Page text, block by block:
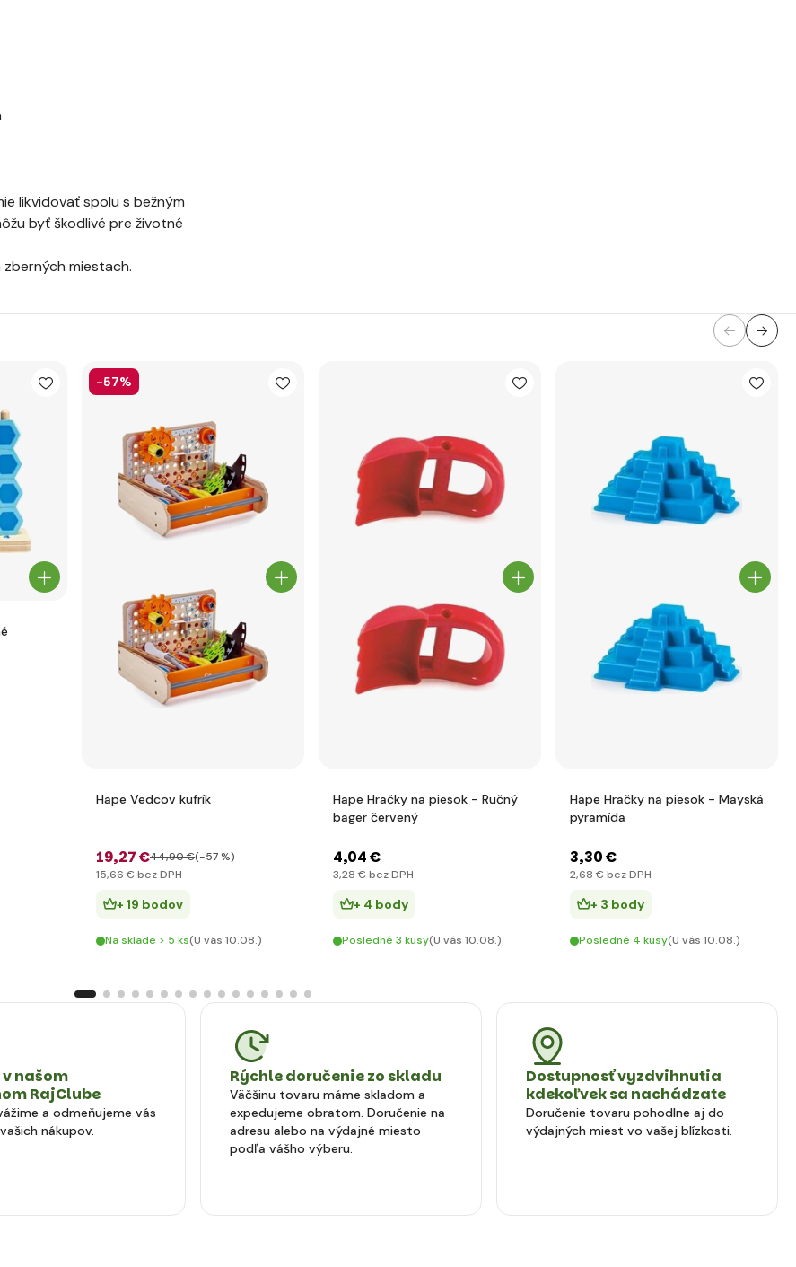
likvidovať spolu s bežným
byť škodlivé pre životné
miestach.
-57%
Hape Vedcov kufrík
19,27 €44,90 €(-57 %)
15,66 € bez DPH
+ 19 bodov
Na sklade > 5 ks(U vás 10.08.)
Hape Hračky na piesok - Ručný
bager červený
4,04 €
3,28 € bez DPH
+ 4 body
Posledné 3 kusy(U vás 10.08.)
Hape Hračky na piesok - Mayská
pyramída
3,30 €
2,68 € bez DPH
+ 3 body
Posledné 4 kusy(U vás 10.08.)
našom
RajClube
a odmeňujeme vás
nákupov.
Rýchle doručenie zo skladu
Väčšinu tovaru máme skladom a
expedujeme obratom. Doručenie na
adresu alebo na výdajné miesto
podľa vášho výberu.
Dostupnosť vyzdvihnutia
kdekoľvek sa nachádzate
Doručenie tovaru pohodlne aj do
výdajných miest vo vašej blízkosti.